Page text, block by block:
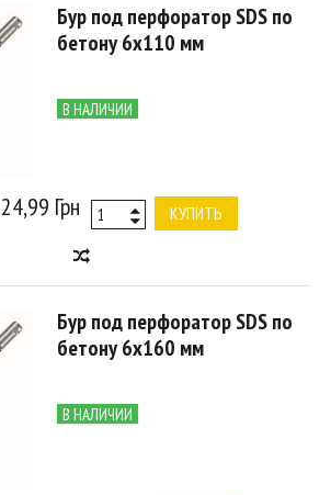
Бур под перфоратор SDS по
бетону 6х110 мм
В НАЛИЧИИ
24,99 Грн КУПИТЬ
Бур под перфоратор SDS по
бетону 6х160 мм
В НАЛИЧИИ